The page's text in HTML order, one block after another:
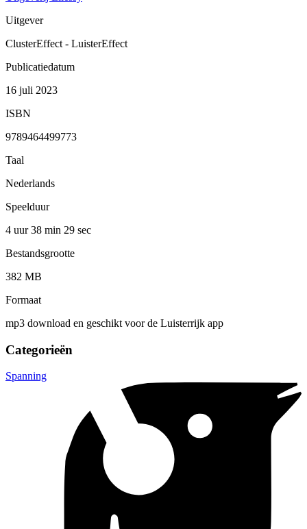
Uitgever
ClusterEffect - LuisterEffect
Publicatiedatum
16 juli 2023
ISBN
9789464499773
Taal
Nederlands
Speelduur
4 uur 38 min 29 sec
Bestandsgrootte
382 MB
Formaat
mp3 download en geschikt voor de Luisterrijk app
Categorieën
Spanning